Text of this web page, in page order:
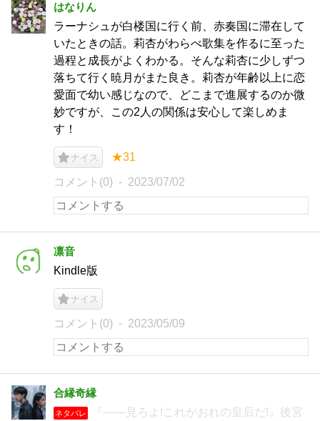
はなりん
ラーナシュが白楼国に行く前、赤奏国に滞在して
いたときの話。莉杏がわらべ歌集を作るに至った
過程と成長がよくわかる。そんな莉杏に少しずつ
落ちて行く暁月がまた良き。莉杏が年齢以上に恋
愛面で幼い感じなので、どこまで進展するのか微
妙ですが、この2人の関係は安心して楽しめま
す！
ナイス ★31
コメント(0) 2023/07/02
凛音
Kindle版
ナイス
コメント(0) 2023/05/09
合縁奇縁
ネタバレ
『――見ろよ!これがおれの皇后だ!』後宮